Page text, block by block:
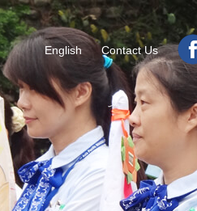
English Contact Us